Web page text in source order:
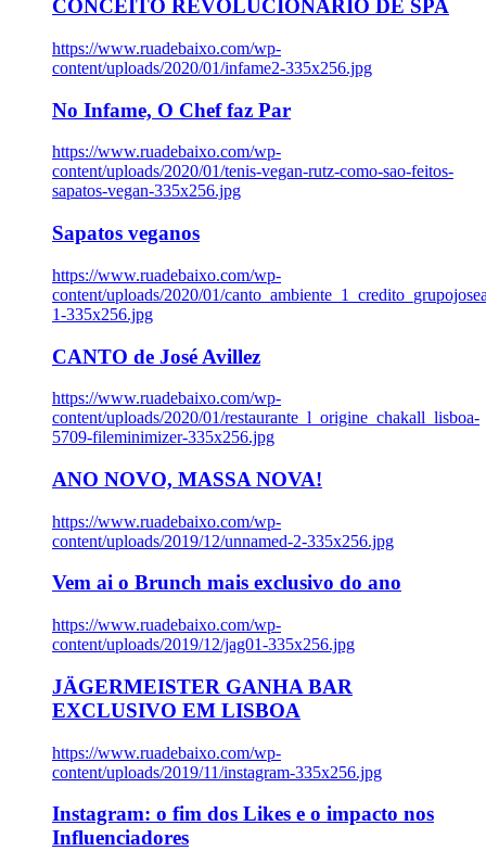
CONCEITO REVOLUCIONÁRIO DE SPA
https://www.ruadebaixo.com/wp-
content/uploads/2020/01/infame2-335x256.jpg
No Infame, O Chef faz Par
https://www.ruadebaixo.com/wp-
content/uploads/2020/01/tenis-vegan-rutz-como-sao-feitos-
sapatos-vegan-335x256.jpg
Sapatos veganos
https://www.ruadebaixo.com/wp-
content/uploads/2020/01/
1-335x256.jpg
CANTO de José Avillez
https://www.ruadebaixo.com/wp-
content/uploads/2020/01/restaurante_l_origine_chakall_lisboa-
5709-fileminimizer-335x256.jpg
ANO NOVO, MASSA NOVA!
https://www.ruadebaixo.com/wp-
content/uploads/2019/12/unnamed-2-335x256.jpg
Vem ai o Brunch mais exclusivo do ano
https://www.ruadebaixo.com/wp-
content/uploads/2019/12/jag01-335x256.jpg
JÄGERMEISTER GANHA BAR
EXCLUSIVO EM LISBOA
https://www.ruadebaixo.com/wp-
content/uploads/2019/11/instagram-335x256.jpg
Instagram: o fim dos Likes e o impacto nos
Influenciadores